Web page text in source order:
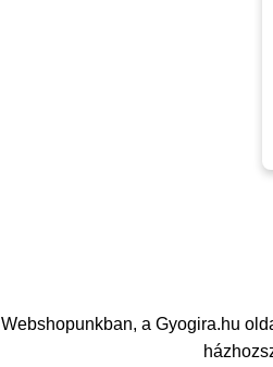
Webshopunkban, a Gyogira.hu